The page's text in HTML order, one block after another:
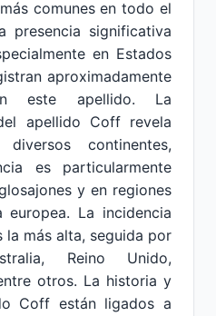
comunes en todo el
presencia significativa
en Estados
aproximadamente
este apellido. La
apellido Coff revela
continentes,
es particularmente
y en regiones
La incidencia
la más alta, seguida por
Reino Unido,
otros. La historia y
Coff están ligados a